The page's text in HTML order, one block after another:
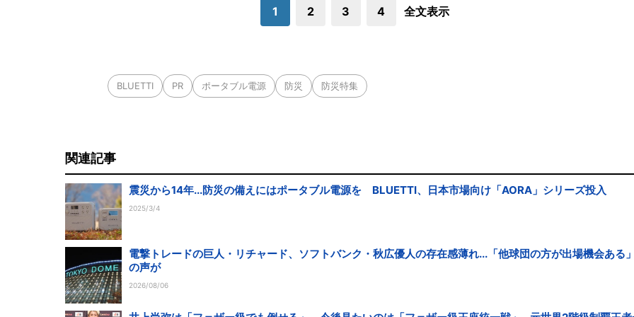
1 2 3 4 全文表示
BLUETTI PR ポータブル電源 防災 防災特集
関連記事
震災から14年...防災の備えにはポータブル電源を BLUETTI、日本市場向け「AORA」シリーズ投入
2025/3/4
電撃トレードの巨人・リチャード、ソフトバンク・秋広優人の存在感薄れ...「他球団の方が出場機会ある
の声が
2026/08/06